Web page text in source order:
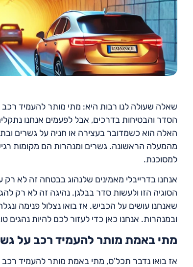
שאלה שעולה לנו רבות היא: מתי מותר להעמיד רכב
הסדר והבטיחות בדרכים, אבל לפעמים אנחנו
האלה הוא כשמדובר בעצירה או חניה על גשרים
מהמעלה הראשונה. גשרים ומנהרות הם מקומות
למסוכנת.
אנחנו בדרייבלי מאמינים שלנהוג בבטחה זה לא רק
הסוגיה הזו ולעשות סדר בבלגן. נהיגה זה לא רק
שאנחנו עושים על הכביש. אז בואו נצלול פנימה
ובמנהרות. אנחנו כאן כדי לעזור לכם להיות נהגים
מתי באמת מותר להעמיד רכב על
אז בואו נדבר תכל’ס, מתי באמת מותר להעמיד